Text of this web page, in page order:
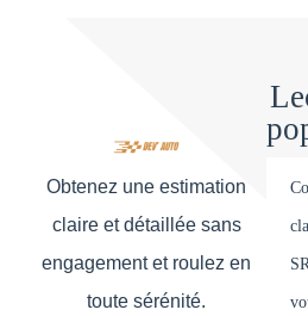
Obtenez une estimation
claire et détaillée sans
engagement et roulez en
toute sérénité.